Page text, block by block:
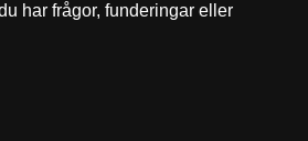
har frågor, funderingar eller